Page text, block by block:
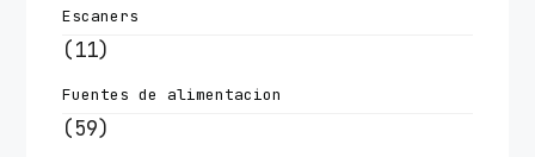
Escaners
(11)
Fuentes de alimentacion
(59)